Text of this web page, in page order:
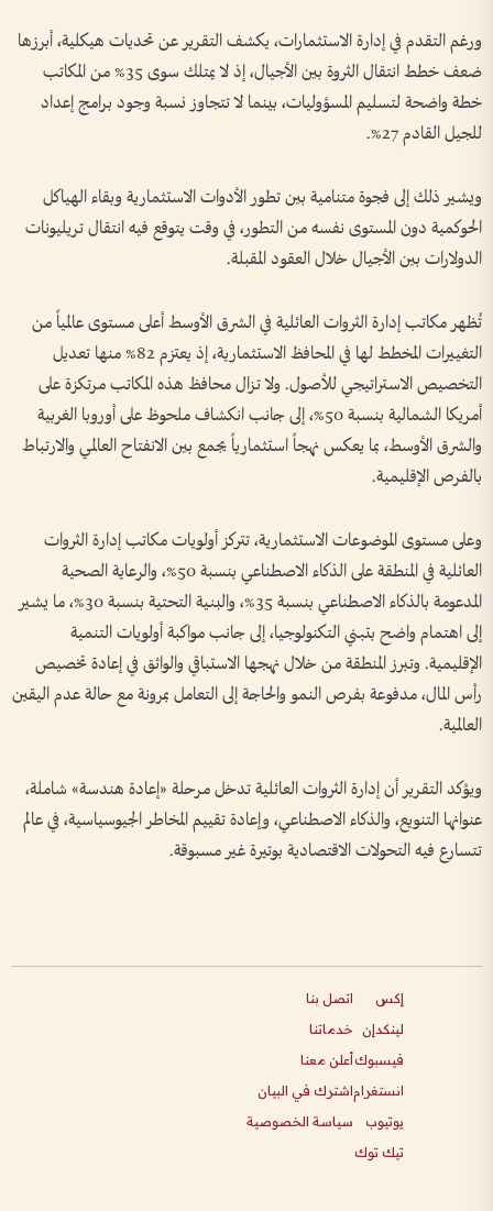
ورغم التقدم في إدارة الاستثمارات، يكشف التقرير عن تحديات هيكلية، أبرزها
ضعف خطط انتقال الثروة بين الأجيال، إذ لا يمتلك سوى 35% من المكاتب
خطة واضحة لتسليم المسؤوليات، بينما لا تتجاوز نسبة وجود برامج إعداد
للجيل القادم 27%.
ويشير ذلك إلى فجوة متنامية بين تطور الأدوات الاستثمارية وبقاء الهياكل
الحوكمية دون المستوى نفسه من التطور، في وقت يتوقع فيه انتقال تريليونات
الدولارات بين الأجيال خلال العقود المقبلة.
تُظهر مكاتب إدارة الثروات العائلية في الشرق الأوسط أعلى مستوى عالمياً من
التغييرات المخطط لها في المحافظ الاستثمارية، إذ يعتزم 82% منها تعديل
التخصيص الاستراتيجي للأصول. ولا تزال محافظ هذه المكاتب مرتكزة على
أمريكا الشمالية بنسبة 50%، إلى جانب انكشاف ملحوظ على أوروبا الغربية
والشرق الأوسط، بما يعكس نهجاً استثمارياً يجمع بين الانفتاح العالمي والارتباط
بالفرص الإقليمية.
وعلى مستوى الموضوعات الاستثمارية، تتركز أولويات مكاتب إدارة الثروات
العائلية في المنطقة على الذكاء الاصطناعي بنسبة 50%، والرعاية الصحية
المدعومة بالذكاء الاصطناعي بنسبة 35%، والبنية التحتية بنسبة 30%، ما يشير
إلى اهتمام واضح بتبني التكنولوجيا، إلى جانب مواكبة أولويات التنمية
الإقليمية. وتبرز المنطقة من خلال نهجها الاستباقي والواثق في إعادة تخصيص
رأس المال، مدفوعة بفرص النمو والحاجة إلى التعامل بمرونة مع حالة عدم اليقين
العالمية.
ويؤكد التقرير أن إدارة الثروات العائلية تدخل مرحلة «إعادة هندسة» شاملة،
عنوانها التنويع، والذكاء الاصطناعي، وإعادة تقييم المخاطر الجيوسياسية، في عالم
تتسارع فيه التحولات الاقتصادية بوتيرة غير مسبوقة.
إكس
لينكدإن
فيسبوك
انستغرام
يوتيوب
تيك توك
اتصل بنا
خدماتنا
أعلن معنا
اشترك في البيان
سياسة الخصوصية